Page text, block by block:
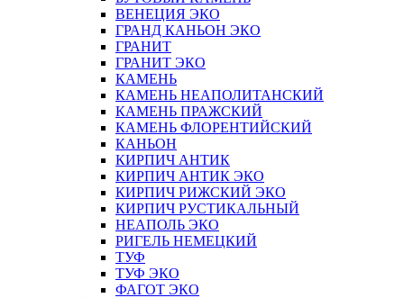
ВЕНЕЦИЯ ЭКО
ГРАНД КАНЬОН ЭКО
ГРАНИТ
ГРАНИТ ЭКО
КАМЕНЬ
КАМЕНЬ НЕАПОЛИТАНСКИЙ
КАМЕНЬ ПРАЖСКИЙ
КАМЕНЬ ФЛОРЕНТИЙСКИЙ
КАНЬОН
КИРПИЧ АНТИК
КИРПИЧ АНТИК ЭКО
КИРПИЧ РИЖСКИЙ ЭКО
КИРПИЧ РУСТИКАЛЬНЫЙ
НЕАПОЛЬ ЭКО
РИГЕЛЬ НЕМЕЦКИЙ
ТУФ
ТУФ ЭКО
ФАГОТ ЭКО